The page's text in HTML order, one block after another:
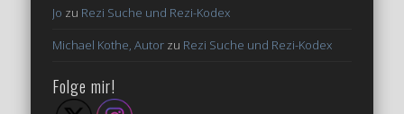
Jo zu Rezi Suche und Rezi-Kodex
Michael Kothe, Autor zu Rezi Suche und Rezi-Kodex
Folge mir!